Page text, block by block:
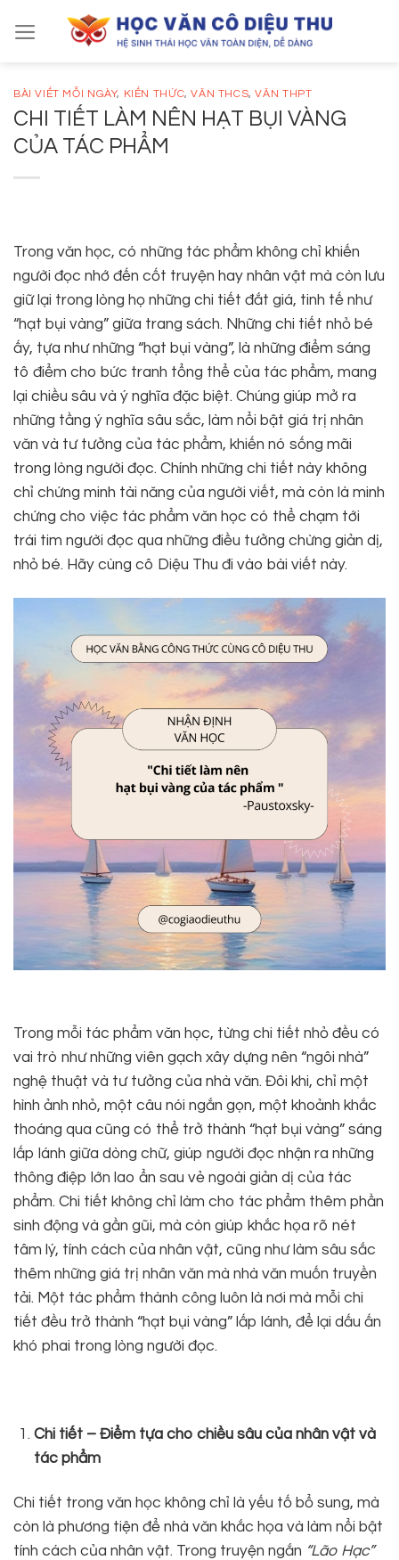
BÀI VIẾT MỖI NGÀY, KIẾN THỨC,VĂN THCS,VĂN THPT
CHI TIẾT LÀM NÊN HẠT BỤI VÀNG
CỦA TÁC PHẨM
Trong văn học, có những tác phẩm không chỉ khiến
người đọc nhớ đến cốt truyện hay nhân vật mà còn lưu
giữ lại trong lòng họ những chi tiết đắt giá, tinh tế như
“hạt bụi vàng” giữa trang sách. Những chi tiết nhỏ bé
ấy, tựa như những “hạt bụi vàng”, là những điểm sáng
tô điểm cho bức tranh tổng thể của tác phẩm, mang
lại chiều sâu và ý nghĩa đặc biệt. Chúng giúp mở ra
những tầng ý nghĩa sâu sắc, làm nổi bật giá trị nhân
văn và tư tưởng của tác phẩm, khiến nó sống mãi
trong lòng người đọc. Chính những chi tiết này không
chỉ chứng minh tài năng của người viết, mà còn là minh
chứng cho việc tác phẩm văn học có thể chạm tới
trái tim người đọc qua những điều tưởng chừng giản dị,
nhỏ bé. Hãy cùng cô Diệu Thu đi vào bài viết này.
Trong mỗi tác phẩm văn học, từng chi tiết nhỏ đều có
vai trò như những viên gạch xây dựng nên “ngôi nhà”
nghệ thuật và tư tưởng của nhà văn. Đôi khi, chỉ một
hình ảnh nhỏ, một câu nói ngắn gọn, một khoảnh khắc
thoáng qua cũng có thể trở thành “hạt bụi vàng” sáng
lấp lánh giữa dòng chữ, giúp người đọc nhận ra những
thông điệp lớn lao ẩn sau vẻ ngoài giản dị của tác
phẩm. Chi tiết không chỉ làm cho tác phẩm thêm phần
sinh động và gần gũi, mà còn giúp khắc họa rõ nét
tâm lý, tính cách của nhân vật, cũng như làm sâu sắc
thêm những giá trị nhân văn mà nhà văn muốn truyền
tải. Một tác phẩm thành công luôn là nơi mà mỗi chi
tiết đều trở thành “hạt bụi vàng” lấp lánh, để lại dấu ấn
khó phai trong lòng người đọc.
Chi tiết – Điểm tựa cho chiều sâu của nhân vật và
tác phẩm
Chi tiết trong văn học không chỉ là yếu tố bổ sung, mà
còn là phương tiện để nhà văn khắc họa và làm nổi bật
tính cách của nhân vật. Trong truyện ngắn “Lão Hạc”